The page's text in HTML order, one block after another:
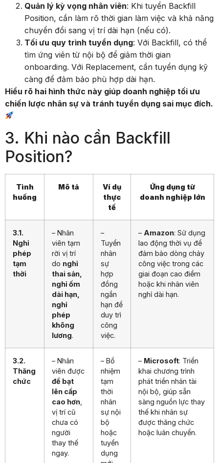
Quản lý kỳ vọng nhân viên: Khi tuyển Backfill
Position, cần làm rõ thời gian làm việc và khả năng
chuyển đổi sang vị trí dài hạn (nếu có).
Tối ưu quy trình tuyển dụng: Với Backfill, có thể
tìm ứng viên từ nội bộ để giảm thời gian
onboarding. Với Replacement, cần tuyển dụng kỹ
càng để đảm bảo phù hợp dài hạn.
Hiểu rõ hai hình thức này giúp doanh nghiệp tối ưu
chiến lược nhân sự và tránh tuyển dụng sai mục đích.
3. Khi nào cần Backfill
Position?
Tình
huống
Mô tả
Ví dụ
thực
tế
Ứng dụng từ
doanh nghiệp lớn
3.1.
Nghỉ
phép
tạm
thời
– Nhân
viên tạm
rời vị trí
do nghỉ
thai sản,
nghỉ ốm
dài hạn,
nghỉ
phép
không
lương.
–
Tuyển
nhân
sự
hợp
đồng
ngắn
hạn để
duy trì
công
việc.
– Amazon: Sử dụng
lao động thời vụ để
đảm bảo dòng chảy
công việc trong các
giai đoạn cao điểm
hoặc khi nhân viên
nghỉ dài hạn.
3.2.
Thăng
chức
– Nhân
viên được
đề bạt
lên cấp
cao hơn
vị trí cũ
chưa có
người
thay thế
ngay.
– Bổ
nhiệm
tạm
thời
nhân
sự nội
bộ
hoặc
tuyển
dụng
– Microsoft: Triển
khai chương trình
phát triển nhân tài
nội bộ, giúp sẵn
sàng nguồn lực thay
thế khi nhân sự
được thăng chức
hoặc luân chuyển.